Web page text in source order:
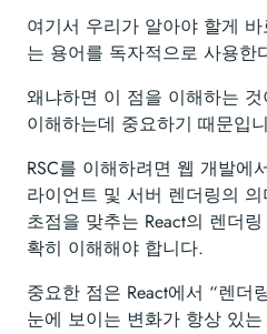
여기서 우리가 알아야 할게
는 용어를 독자적으로 사용한
왜냐하면 이 점을 이해하는
이해하는데 중요하기 때문입
RSC를 이해하려면 웹 개발에
라이언트 및 서버 렌더링의
초점을 맞추는 React의 렌더
확히 이해해야 합니다.
중요한 점은 React에서 “렌더
눈에 보이는 변화가 항상 있